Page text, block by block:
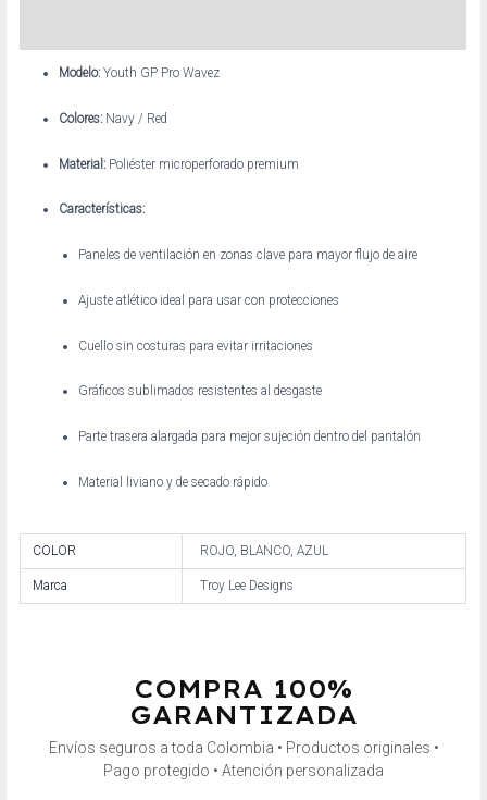
Modelo:Youth GP Pro Wavez
Colores:Navy / Red
Material:Poliéster microperforado premium
Características:
Paneles de ventilación en zonas clave para mayor flujo de aire
Ajuste atlético ideal para usar con protecciones
Cuello sin costuras para evitar irritaciones
Gráficos sublimados resistentes al desgaste
Parte trasera alargada para mejor sujeción dentro del pantalón
Material liviano y de secado rápido
COLOR ROJO, BLANCO, AZUL
Marca Troy Lee Designs
COMPRA 100%
GARANTIZADA
Envíos seguros a toda Colombia • Productos originales •
Pago protegido • Atención personalizada